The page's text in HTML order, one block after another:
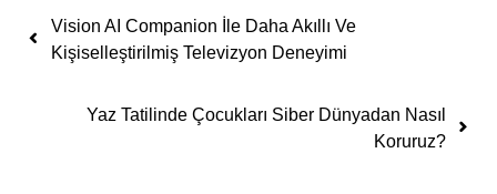
Yazı dolaşımı
Vision AI Companion İle Daha Akıllı Ve
Kişiselleştirilmiş Televizyon Deneyimi
Yaz Tatilinde Çocukları Siber Dünyadan Nasıl
Koruruz?